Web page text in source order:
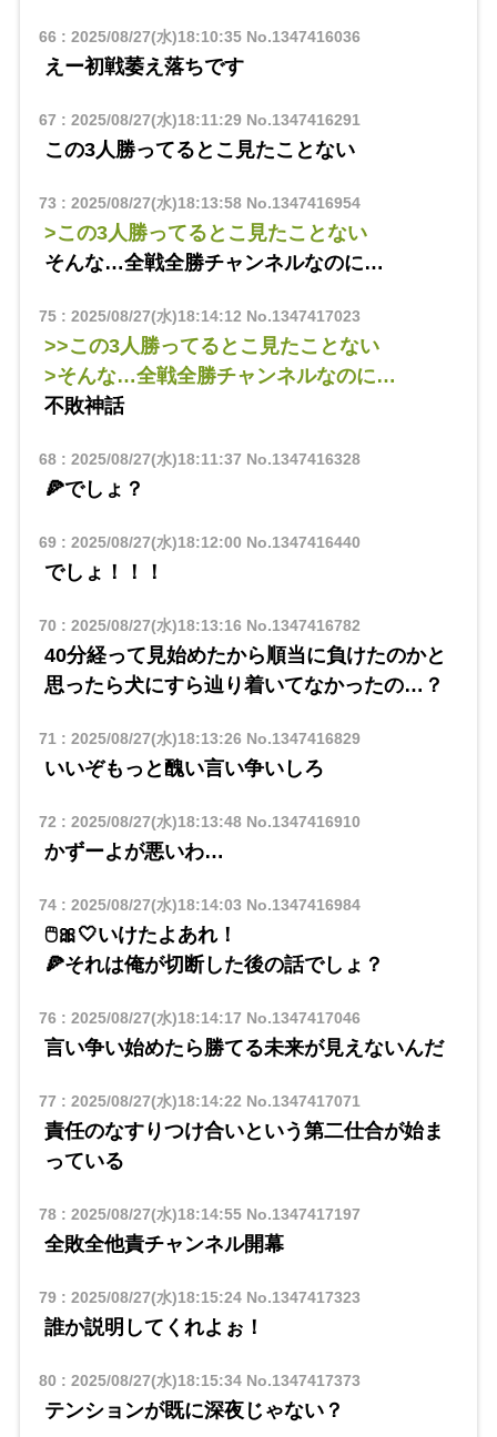
66 : 2025/08/27(水)18:10:35No.1347416036
えー初戦萎え落ちです
67 : 2025/08/27(水)18:11:29No.1347416291
この3人勝ってるとこ見たことない
73 : 2025/08/27(水)18:13:58No.1347416954
>この3人勝ってるとこ見たことない
そんな…全戦全勝チャンネルなのに…
75: 2025/08/27(水)18:14:12 No.1347417023
>>この3人勝ってるとこ見たことない
>そんな…全戦全勝チャンネルなのに…
不敗神話
68: 2025/08/27(水)18:11:37 No.1347416328
🍕でしょ？
69: 2025/08/27(水)18:12:00 No.1347416440
でしょ！！！
70 : 2025/08/27(水)18:13:16 No.1347416782
40分経って見始めたから順当に負けたのかと
思ったら犬にすら辿り着いてなかったの…？
71 : 2025/08/27(水)18:13:26 No.1347416829
いいぞもっと醜い言い争いしろ
72 : 2025/08/27(水)18:13:48No.1347416910
かずーよが悪いわ…
74: 2025/08/27(水)18:14:03 No.1347416984
🖱️🎀🤍いけたよあれ！
🍕それは俺が切断した後の話でしょ？
76 : 2025/08/27(水)18:14:17 No.1347417046
言い争い始めたら勝てる未来が見えないんだ
77 : 2025/08/27(水)18:14:22 No.1347417071
責任のなすりつけ合いという第二仕合が始ま
っている
78: 2025/08/27(水)18:14:55No.1347417197
全敗全他責チャンネル開幕
79: 2025/08/27(水)18:15:24No.1347417323
誰か説明してくれよぉ！
80 : 2025/08/27(水)18:15:34No.1347417373
テンションが既に深夜じゃない？